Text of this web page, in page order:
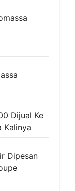
Dijual Ke
Kalinya
Dipesan